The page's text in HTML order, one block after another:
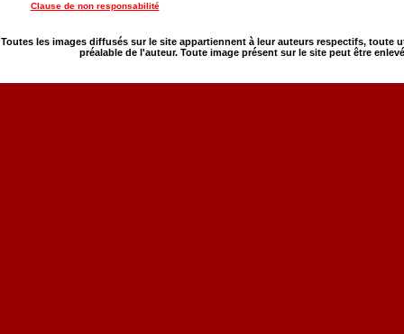
Clause de non responsabilité
Toutes les images diffusés sur le site appartiennent à leur auteurs respectifs,
préalable de l'auteur. Toute image présent sur le site peut être